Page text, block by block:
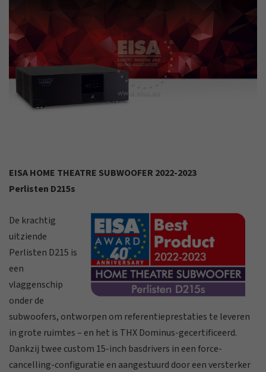
EISA HOME THEATRE SUBWOOFER 2022-2023
Perlisten D215s
De krachtig
uitziende
Perlisten D215 is
een
vlaggenschip
onder de
subwoofers, ontworpen om referentieprestaties te leveren
in grote ruimtes – en het is THX Dominus-gecertificeerd.
Dankzij twee custom 15-inch basdrivers in een force-
cancelling-configuratie en aangestuurd door een versterker